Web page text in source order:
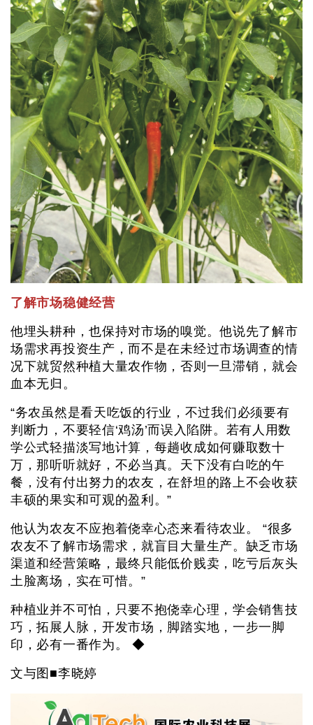
了解市场稳健经营
他埋头耕种，也保持对市场的嗅觉。他说先了解市
场需求再投资生产，而不是在未经过市场调查的情
况下就贸然种植大量农作物，否则一旦滞销，就会
血本无归。
“务农虽然是看天吃饭的行业，不过我们必须要有
判断力，不要轻信‘鸡汤’而误入陷阱。若有人用数
学公式轻描淡写地计算，每趟收成如何赚取数十
万，那听听就好，不必当真。天下没有白吃的午
餐，没有付出努力的农友，在舒坦的路上不会收获
丰硕的果实和可观的盈利。”
他认为农友不应抱着侥幸心态来看待农业。 “很多
农友不了解市场需求，就盲目大量生产。缺乏市场
渠道和经营策略，最终只能低价贱卖，吃亏后灰头
土脸离场，实在可惜。”
种植业并不可怕，只要不抱侥幸心理，学会销售技
巧，拓展人脉，开发市场，脚踏实地，一步一脚
印，必有一番作为。 ◆
文与图■李晓婷